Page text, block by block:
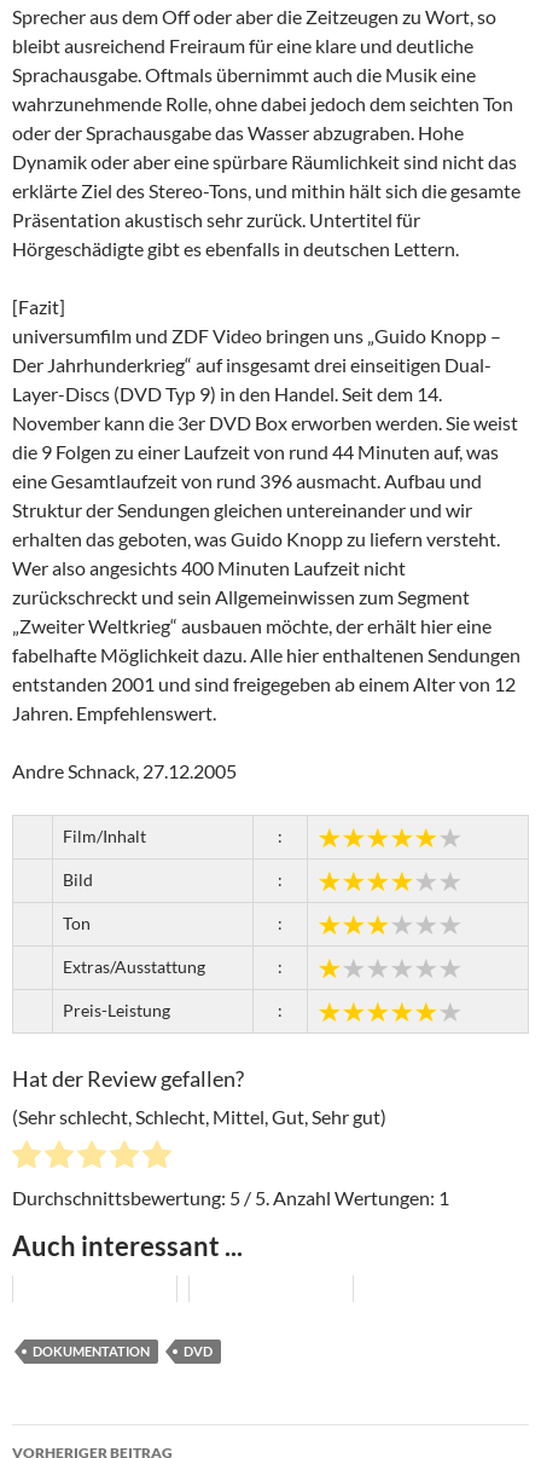
Sprecher aus dem Off oder aber die Zeitzeugen zu Wort, so
bleibt ausreichend Freiraum für eine klare und deutliche
Sprachausgabe. Oftmals übernimmt auch die Musik eine
wahrzunehmende Rolle, ohne dabei jedoch dem seichten Ton
oder der Sprachausgabe das Wasser abzugraben. Hohe
Dynamik oder aber eine spürbare Räumlichkeit sind nicht das
erklärte Ziel des Stereo-Tons, und mithin hält sich die gesamte
Präsentation akustisch sehr zurück. Untertitel für
Hörgeschädigte gibt es ebenfalls in deutschen Lettern.
[Fazit]
universumfilm und ZDF Video bringen uns „Guido Knopp –
Der Jahrhunderkrieg“ auf insgesamt drei einseitigen Dual-
Layer-Discs (DVD Typ 9) in den Handel. Seit dem 14.
November kann die 3er DVD Box erworben werden. Sie weist
die 9 Folgen zu einer Laufzeit von rund 44 Minuten auf, was
eine Gesamtlaufzeit von rund 396 ausmacht. Aufbau und
Struktur der Sendungen gleichen untereinander und wir
erhalten das geboten, was Guido Knopp zu liefern versteht.
Wer also angesichts 400 Minuten Laufzeit nicht
zurückschreckt und sein Allgemeinwissen zum Segment
„Zweiter Weltkrieg“ ausbauen möchte, der erhält hier eine
fabelhafte Möglichkeit dazu. Alle hier enthaltenen Sendungen
entstanden 2001 und sind freigegeben ab einem Alter von 12
Jahren. Empfehlenswert.
Andre Schnack, 27.12.2005
Film/Inhalt :
Bild :
Ton :
Extras/Ausstattung :
Preis-Leistung :
Hat der Review gefallen?
(Sehr schlecht, Schlecht, Mittel, Gut, Sehr gut)
Durchschnittsbewertung: 5 / 5. Anzahl Wertungen: 1
Auch interessant ...
DOKUMENTATION DVD
Beitragsnavigation
VORHERIGER BEITRAG